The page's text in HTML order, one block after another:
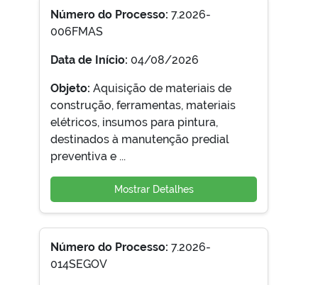
Número do Processo: 7.2026-
006FMAS
Data de Início: 04/08/2026
Objeto: Aquisição de materiais de
construção, ferramentas, materiais
elétricos, insumos para pintura,
destinados à manutenção predial
preventiva e ...
Mostrar Detalhes
Número do Processo: 7.2026-
014SEGOV